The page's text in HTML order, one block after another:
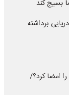
بسیج کند
برداشته
امضا کرد؟/